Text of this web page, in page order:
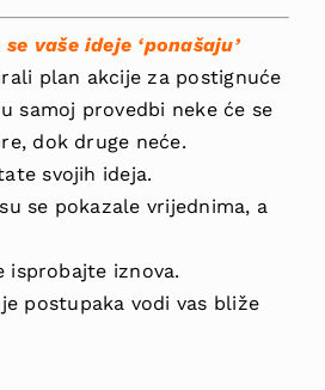
vaše ideje ‘ponašaju’
plan akcije za postignuće
samoj provedbi neke će se
dok druge neće.
svojih ideja.
se pokazale vrijednima, a
iznova.
postupaka vodi vas bliže